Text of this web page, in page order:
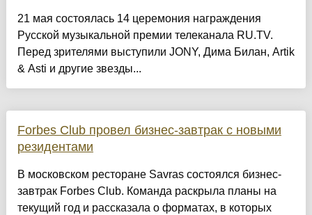
21 мая состоялась 14 церемония награждения
Русской музыкальной премии телеканала RU.TV.
Перед зрителями выступили JONY, Дима Билан, Artik
& Asti и другие звезды...
Forbes Club провел бизнес-завтрак с новыми
резидентами
В московском ресторане Savras состоялся бизнес-
завтрак Forbes Club. Команда раскрыла планы на
текущий год и рассказала о форматах, в которых